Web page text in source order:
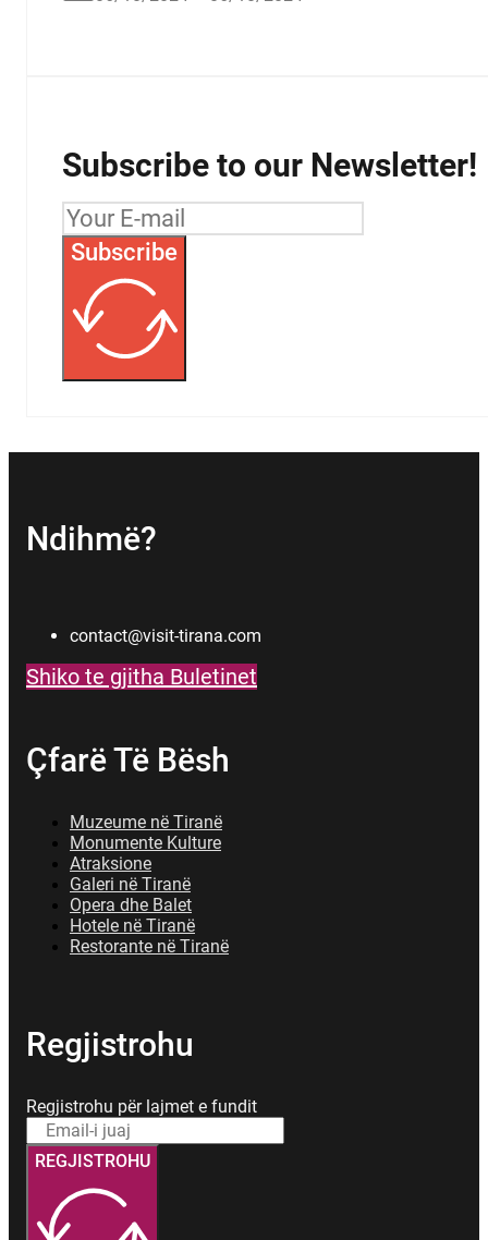
Subscribe to our Newsletter!
Subscribe
Ndihmë?
contact@visit-tirana.com
Shiko te gjitha Buletinet
Çfarë Të Bësh
Muzeume në Tiranë
Monumente Kulture
Atraksione
Galeri në Tiranë
Opera dhe Balet
Hotele në Tiranë
Restorante në Tiranë
Regjistrohu
Regjistrohu për lajmet e fundit
REGJISTROHU